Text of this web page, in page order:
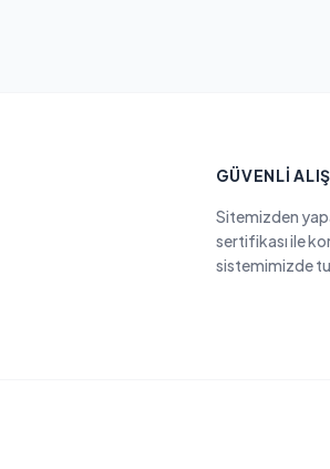
GÜVENLI
Sitemizden
sertifikası ile
sistemimizde